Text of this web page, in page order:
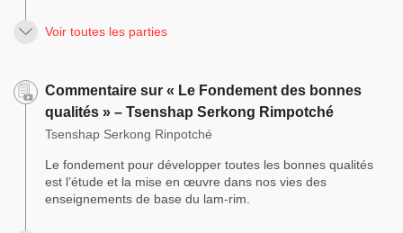
Voir toutes les parties
Commentaire sur « Le Fondement des bonnes
qualités » – Tsenshap Serkong Rimpotché
Tsenshap Serkong Rinpotché
Le fondement pour développer toutes les bonnes qualités
est l’étude et la mise en œuvre dans nos vies des
enseignements de base du lam-rim.